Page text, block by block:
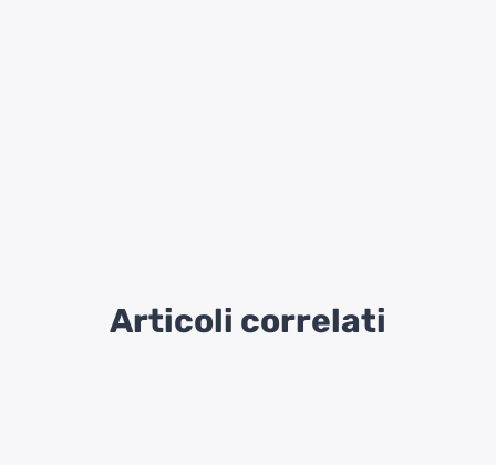
Articoli correlati